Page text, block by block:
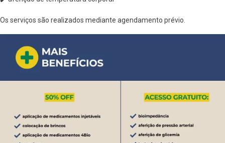
Os serviços são realizados mediante agendamento prévio.